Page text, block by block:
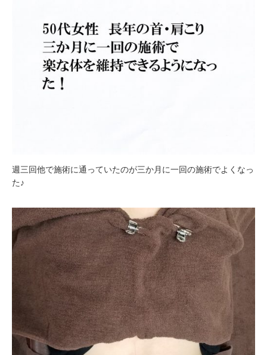
週三回他で施術に通っていたのが三か月に一回の施術でよくなっ
た♪